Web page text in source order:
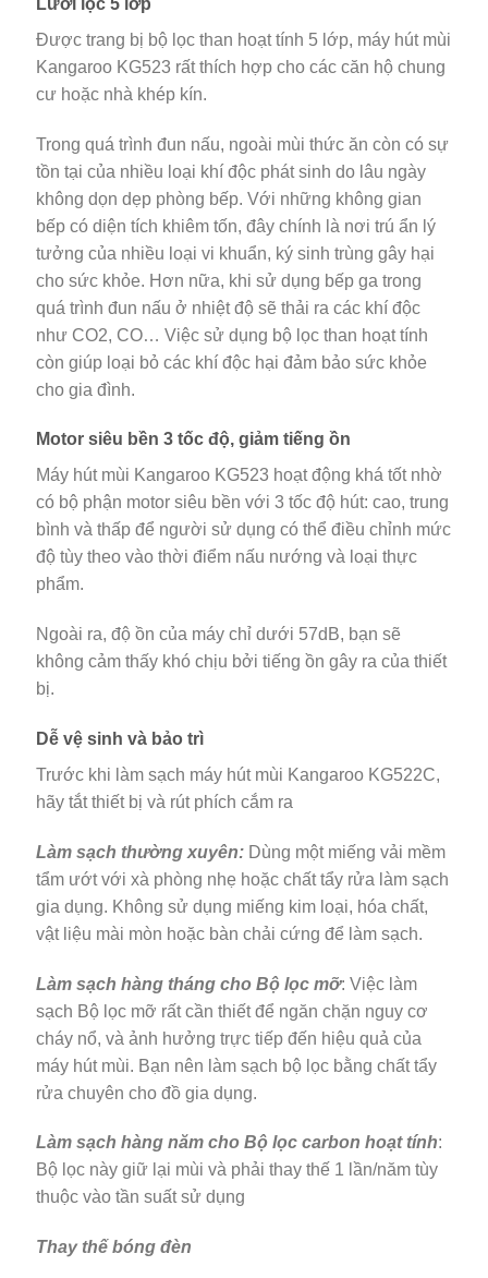
Được trang bị bộ lọc than hoạt tính 5 lớp, máy hút mùi
Kangaroo KG523 rất thích hợp cho các căn hộ chung
cư hoặc nhà khép kín.
Trong quá trình đun nấu, ngoài mùi thức ăn còn có sự
tồn tại của nhiều loại khí độc phát sinh do lâu ngày
không dọn dẹp phòng bếp. Với những không gian
bếp có diện tích khiêm tốn, đây chính là nơi trú ẩn lý
tưởng của nhiều loại vi khuẩn, ký sinh trùng gây hại
cho sức khỏe. Hơn nữa, khi sử dụng bếp ga trong
quá trình đun nấu ở nhiệt độ sẽ thải ra các khí độc
như CO2, CO… Việc sử dụng bộ lọc than hoạt tính
còn giúp loại bỏ các khí độc hại đảm bảo sức khỏe
cho gia đình.
Motor siêu bền 3 tốc độ, giảm tiếng ồn
Máy hút mùi Kangaroo KG523 hoạt động khá tốt nhờ
có bộ phận motor siêu bền với 3 tốc độ hút: cao, trung
bình và thấp để người sử dụng có thể điều chỉnh mức
độ tùy theo vào thời điểm nấu nướng và loại thực
phẩm.
Ngoài ra, độ ồn của máy chỉ dưới 57dB, bạn sẽ
không cảm thấy khó chịu bởi tiếng ồn gây ra của thiết
bị.
Dễ vệ sinh và bảo trì
Trước khi làm sạch máy hút mùi Kangaroo KG522C,
hãy tắt thiết bị và rút phích cắm ra
Làm sạch thường xuyên: Dùng một miếng vải mềm
tẩm ướt với xà phòng nhẹ hoặc chất tẩy rửa làm sạch
gia dụng. Không sử dụng miếng kim loại, hóa chất,
vật liệu mài mòn hoặc bàn chải cứng để làm sạch.
Làm sạch hàng tháng cho Bộ lọc mỡ: Việc làm
sạch Bộ lọc mỡ rất cần thiết để ngăn chặn nguy cơ
cháy nổ, và ảnh hưởng trực tiếp đến hiệu quả của
máy hút mùi. Bạn nên làm sạch bộ lọc bằng chất tẩy
rửa chuyên cho đồ gia dụng.
Làm sạch hàng năm cho Bộ lọc carbon hoạt tính:
Bộ lọc này giữ lại mùi và phải thay thế 1 lần/năm tùy
thuộc vào tần suất sử dụng
Thay thế bóng đèn